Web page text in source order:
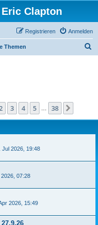
Clapton
Anmelden
Registrieren
Themen
von 38
2 3 4 5 38
Jul 2026, 19:48
07:28
2026, 15:49